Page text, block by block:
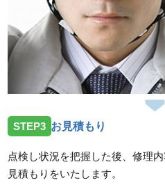
STEP3 お見積もり
点検し状況を把握した後、修理
見積もりをいたします。